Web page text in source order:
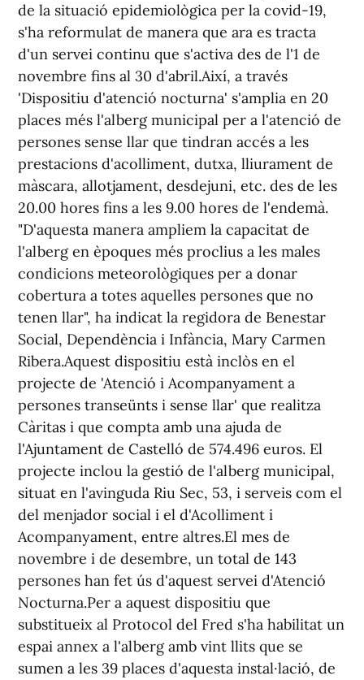
de la situació epidemiològica per la covid-19,
s'ha reformulat de manera que ara es tracta
d'un servei continu que s'activa des de l'1 de
novembre fins al 30 d'abril.Així, a través
'Dispositiu d'atenció nocturna' s'amplia en 20
places més l'alberg municipal per a l'atenció de
persones sense llar que tindran accés a les
prestacions d'acolliment, dutxa, lliurament de
màscara, allotjament, desdejuni, etc. des de les
20.00 hores fins a les 9.00 hores de l'endemà.
"D'aquesta manera ampliem la capacitat de
l'alberg en èpoques més proclius a les males
condicions meteorològiques per a donar
cobertura a totes aquelles persones que no
tenen llar", ha indicat la regidora de Benestar
Social, Dependència i Infància, Mary Carmen
Ribera.Aquest dispositiu està inclòs en el
projecte de 'Atenció i Acompanyament a
persones transeünts i sense llar' que realitza
Càritas i que compta amb una ajuda de
l'Ajuntament de Castelló de 574.496 euros. El
projecte inclou la gestió de l'alberg municipal,
situat en l'avinguda Riu Sec, 53, i serveis com el
del menjador social i el d'Acolliment i
Acompanyament, entre altres.El mes de
novembre i de desembre, un total de 143
persones han fet ús d'aquest servei d'Atenció
Nocturna.Per a aquest dispositiu que
substitueix al Protocol del Fred s'ha habilitat un
espai annex a l'alberg amb vint llits que se
sumen a les 39 places d'aquesta instal·lació, de